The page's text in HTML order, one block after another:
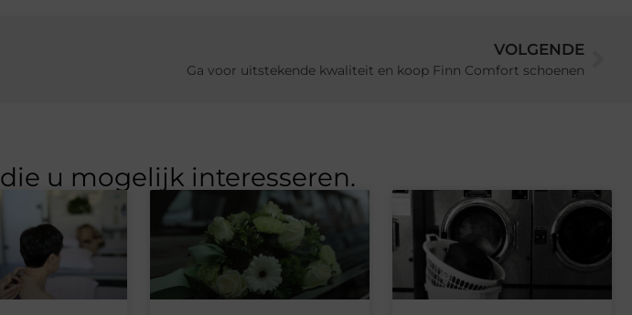
VOLGENDE
Ga voor uitstekende kwaliteit en koop Finn Comfort schoenen
die u mogelijk interesseren.